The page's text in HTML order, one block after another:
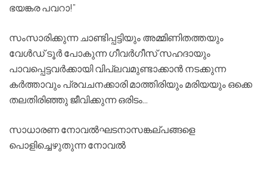
ഭയങ്കര പവറാ!”
സംസാരിക്കുന്ന ചാണ്ടിപ്പട്ടിയും അമ്മിണിതത്തയും
വേൾഡ് ടൂർ പോകുന്ന ഗീവർഗീസ് സഹദായും
പാവപ്പെട്ടവർക്കായി വിപ്ലവമുണ്ടാക്കാൻ നടക്കുന്ന
കർത്താവും പ്രവചനക്കാരി മാത്തിരിയും മരിയയും ഒക്കെ
തലതിരിഞ്ഞു ജീവിക്കുന്ന ഒരിടം…
സാധാരണ നോവൽഘടനാസങ്കല്പങ്ങളെ
പൊളിച്ചെഴുതുന്ന നോവൽ